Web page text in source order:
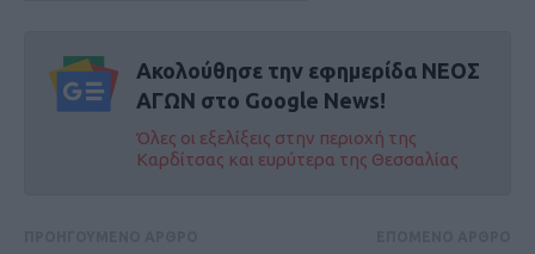
Ακολούθησε την εφημερίδα ΝΕΟΣ
ΑΓΩΝ στο Google News!
Όλες οι εξελίξεις στην περιοχή της
Καρδίτσας και ευρύτερα της Θεσσαλίας